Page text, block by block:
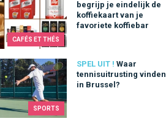
CAFÉS ET THÉS
begrijp je eindelijk de
koffiekaart van je
favoriete koffiebar
SPORTS
SPEL UIT ! Waar
tennisuitrusting vinden
in Brussel?
vinden in Brussel?